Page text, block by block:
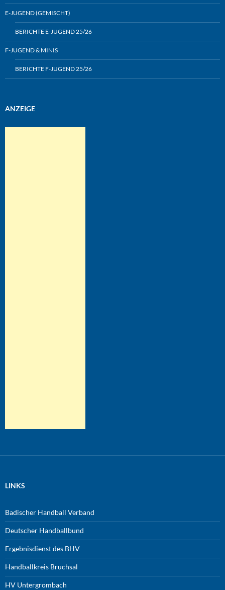
E-JUGEND (GEMISCHT)
BERICHTE E-JUGEND 25/26
F-JUGEND & MINIS
BERICHTE F-JUGEND 25/26
ANZEIGE
LINKS
Badischer Handball Verband
Deutscher Handballbund
Ergebnisdienst des BHV
Handballkreis Bruchsal
HV Untergrombach